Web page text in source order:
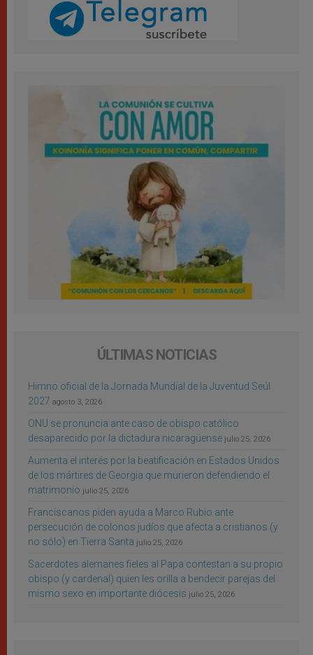
ÚLTIMAS NOTICIAS
Himno oficial de la Jornada Mundial de la Juventud Seúl
2027 agosto 3, 2026
ONU se pronuncia ante caso de obispo católico
desaparecido por la dictadura nicaragüense julio 25, 2026
Aumenta el interés por la beatificación en Estados Unidos
de los mártires de Georgia que murieron defendiendo el
matrimonio julio 25, 2026
Franciscanos piden ayuda a Marco Rubio ante
persecución de colonos judíos que afecta a cristianos (y
no sólo) en Tierra Santa julio 25, 2026
Sacerdotes alemanes fieles al Papa contestan a su propio
obispo (y cardenal) quien les orilla a bendecir parejas del
mismo sexo en importante diócesis julio 25, 2026